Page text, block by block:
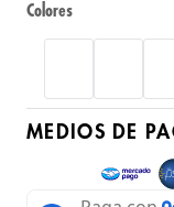
Colores
MEDIOS DE